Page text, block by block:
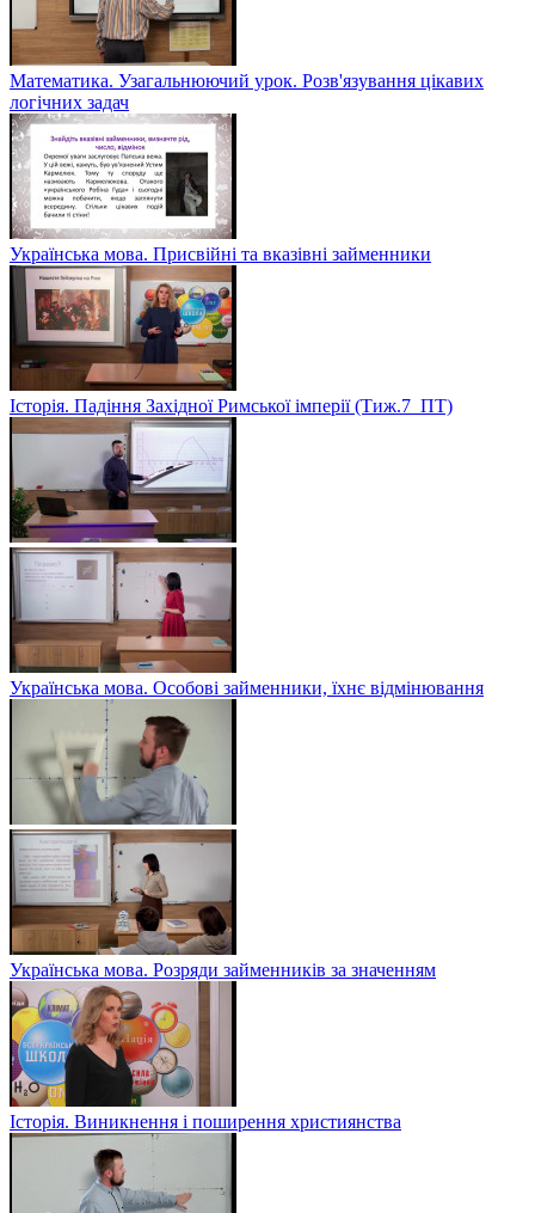
Математика. Узагальнюючий урок. Розв'язування цікавих
логічних задач
Українська мова. Присвійні та вказівні займенники
Історія. Падіння Західної Римської імперії (Тиж.7_ПТ)
Українська мова. Особові займенники, їхнє відмінювання
Українська мова. Розряди займенників за значенням
Історія. Виникнення і поширення християнства